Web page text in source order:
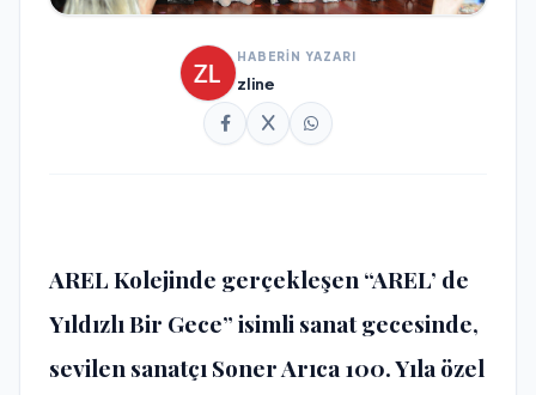
HABERİN YAZARI
zline
AREL Kolejinde gerçekleşen “AREL’ de
Yıldızlı Bir Gece” isimli sanat gecesinde,
sevilen sanatçı Soner Arıca 100. Yıla özel